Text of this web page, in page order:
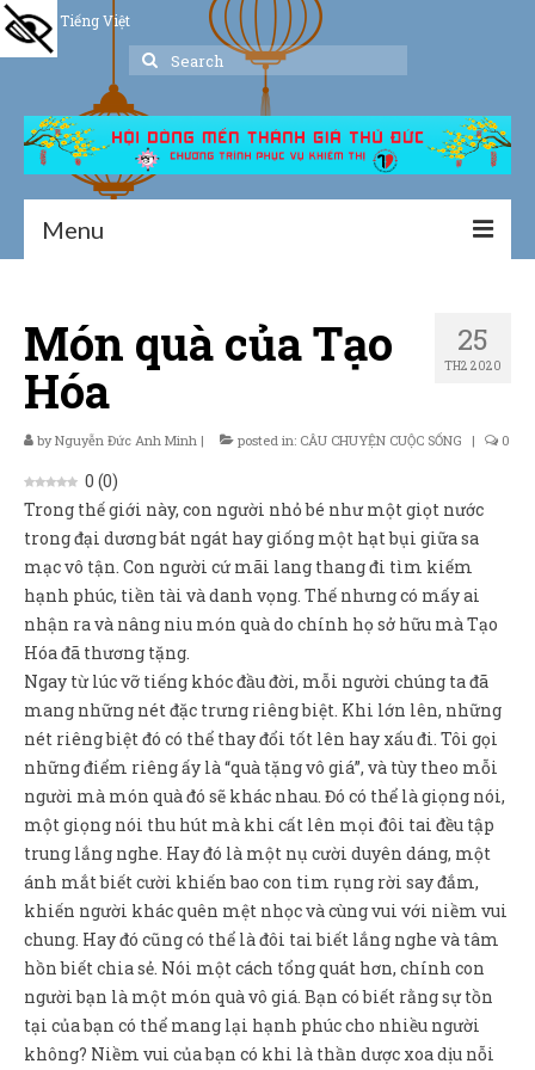
Tiếng Việt
Search
Menu
Giới thiệu
Hoạt động
Thư viện
Dịch vụ hỗ trợ
Sản Phẩm
Giúp đỡ
Liên hệ
25
TH2 2020
Món quà của Tạo
Hóa
byNguyễn Đức Anh Minh | posted in: CÂU CHUYỆN CUỘC SỐNG | 0
0 (0)
Trong thế giới này, con người nhỏ bé như một giọt nước
trong đại dương bát ngát hay giống một hạt bụi giữa sa
mạc vô tận. Con người cứ mãi lang thang đi tìm kiếm
hạnh phúc, tiền tài và danh vọng. Thế nhưng có mấy ai
nhận ra và nâng niu món quà do chính họ sở hữu mà Tạo
Hóa đã thương tặng.
Ngay từ lúc vỡ tiếng khóc đầu đời, mỗi người chúng ta đã
mang những nét đặc trưng riêng biệt. Khi lớn lên, những
nét riêng biệt đó có thể thay đổi tốt lên hay xấu đi. Tôi gọi
những điểm riêng ấy là “quà tặng vô giá”, và tùy theo mỗi
người mà món quà đó sẽ khác nhau. Đó có thể là giọng nói,
một giọng nói thu hút mà khi cất lên mọi đôi tai đều tập
trung lắng nghe. Hay đó là một nụ cười duyên dáng, một
ánh mắt biết cười khiến bao con tim rụng rời say đắm,
khiến người khác quên mệt nhọc và cùng vui với niềm vui
chung. Hay đó cũng có thể là đôi tai biết lắng nghe và tâm
hồn biết chia sẻ. Nói một cách tổng quát hơn, chính con
người bạn là một món quà vô giá. Bạn có biết rằng sự tồn
tại của bạn có thể mang lại hạnh phúc cho nhiều người
không? Niềm vui của bạn có khi là thần dược xoa dịu nỗi